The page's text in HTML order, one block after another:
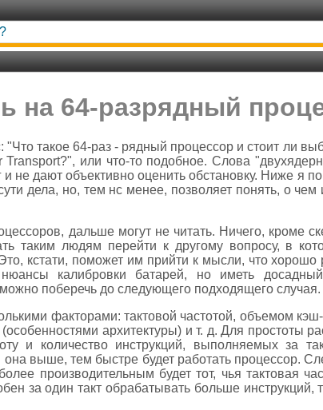
на 64-разрядный
такое 64-раз - рядный процессор и стоит ли
или что-то подобное. Слова
не дают объективно оценить обстановку. Ниже я
дела, но, тем нс менее, позволяет понять, о чем
дальше могут не читать. Ничего, кроме
таким людям перейти к другому вопросу, в
кстати, поможет им прийти к мысли, что хорошо
калибровки батарей, но иметь
поберечь до следующего подходящего
факторами: тактовой частотой, объемом
архитектуры) и т. д. Для простоты
и количество инструкций, выполняемых за
выше, тем быстре будет работать процессор.
производительным будет тот, чья тактовая
за один такт обрабатывать больше инструкций,